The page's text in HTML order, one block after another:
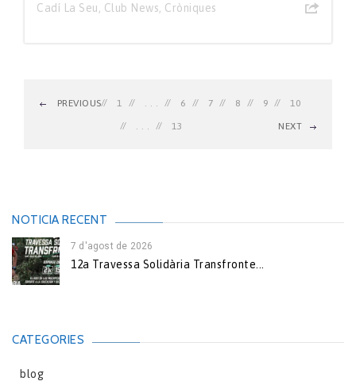
Cadí La Seu, Club News, Cròniques
PREVIOUS 1 . . . 6 7 8 9 10
. . . 13 NEXT
NOTICIA RECENT
7 d'agost de 2026
12a Travessa Solidària Transfronte...
CATEGORIES
blog